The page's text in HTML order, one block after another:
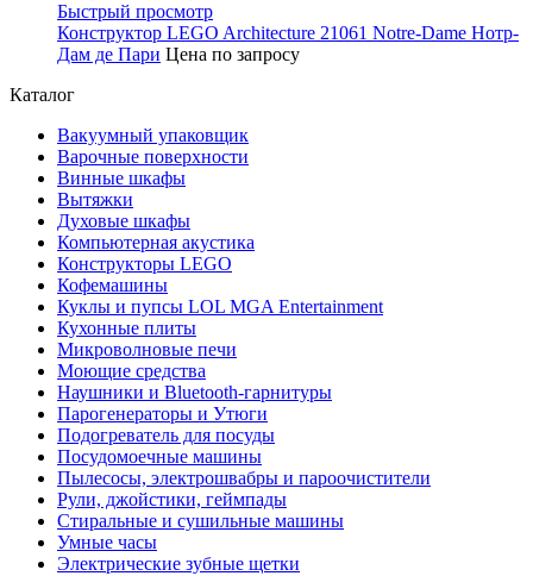
Быстрый просмотр
Конструктор LEGO Architecture 21061 Notre-Dame Нотр-
Дам де Пари Цена по запросу
Каталог
Вакуумный упаковщик
Варочные поверхности
Винные шкафы
Вытяжки
Духовые шкафы
Компьютерная акустика
Конструкторы LEGO
Кофемашины
Куклы и пупсы LOL MGA Entertainment
Кухонные плиты
Микроволновые печи
Моющие средства
Наушники и Bluetooth-гарнитуры
Парогенераторы и Утюги
Подогреватель для посуды
Посудомоечные машины
Пылесосы, электрошвабры и пароочистители
Рули, джойстики, геймпады
Стиральные и сушильные машины
Умные часы
Электрические зубные щетки